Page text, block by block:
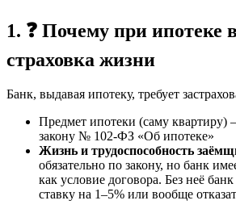
1. ❓ Почему при ипотеке
страховка жизни
Банк, выдавая ипотеку, требует
Предмет ипотеки (саму квартиру)
закону № 102-ФЗ «Об ипотеке»
Жизнь и трудоспособность
обязательно по закону, но банк
как условие договора. Без неё
ставку на 1–5% или вообще